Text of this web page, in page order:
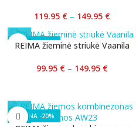
119.95 € – 149.95 €
-33%
REIMA žieminė striukė Vaanila
99.95 € – 149.95 €
-20%